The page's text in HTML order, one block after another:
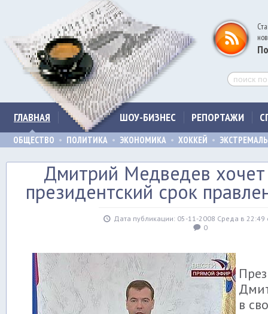
ГЛАВНАЯ
ОБЩЕСТВО ПОЛИТИКА ЭКОНОМИКА ХОККЕЙ
ШОУ-БИЗНЕС РЕПОРТАЖИ
Дмитрий Медведев
президентский срок
Дата публикации: 05-11-2008 Среда в 22:49
0
в